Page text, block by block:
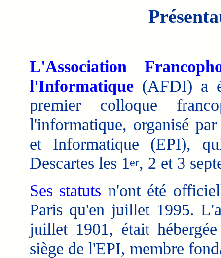
L'Association
l'Informatique(AFDI) a
premier colloque
l'informatique, organisé
et Informatique (EPI),
Descartes les 1er, 2 et 3
Ses statuts n'ont été
Paris qu'en juillet 1995.
juillet 1901, était
siège de l'EPI, membre